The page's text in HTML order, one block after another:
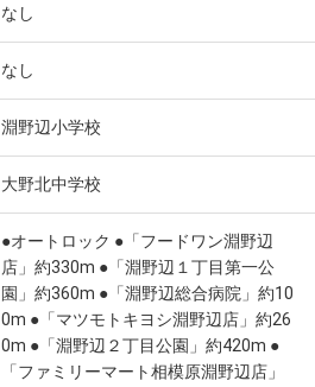
なし
なし
淵野辺小学校
大野北中学校
●オートロック ●「フードワン淵野辺
店」約330m ●「淵野辺１丁目第一公
園」約360m ●「淵野辺総合病院」約10
0m ●「マツモトキヨシ淵野辺店」約26
0m ●「淵野辺２丁目公園」約420m ●
「ファミリーマート相模原淵野辺店」